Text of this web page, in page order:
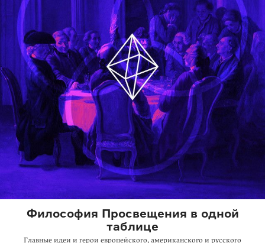
Философия Просвещения в одной
таблице
Главные идеи и герои европейского, американского и русского